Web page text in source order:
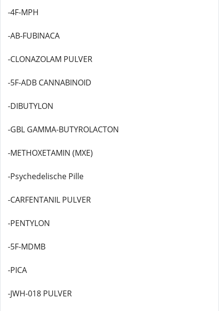
-4F-MPH
-AB-FUBINACA
-CLONAZOLAM PULVER
-5F-ADB CANNABINOID
-DIBUTYLON
-GBL GAMMA-BUTYROLACTON
-METHOXETAMIN (MXE)
-Psychedelische Pille
-CARFENTANIL PULVER
-PENTYLON
-5F-MDMB
-PICA
-JWH-018 PULVER